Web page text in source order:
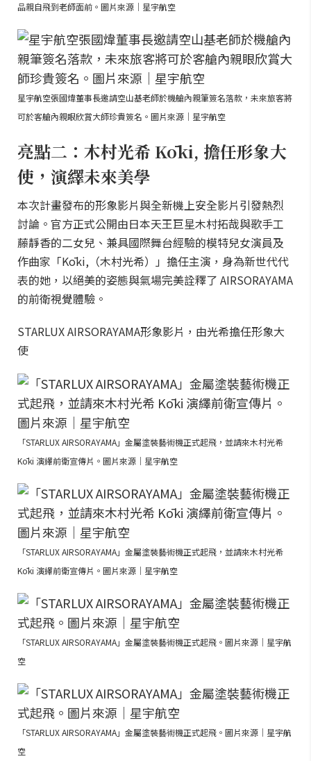
品親自飛到老師面前。圖片來源｜星宇航空
星宇航空張國煒董事長邀請空山基老師於機艙內親筆簽名落款，未來旅客將
可於客艙內親眼欣賞大師珍貴簽名。圖片來源｜星宇航空
亮點二：木村光希 Kōki, 擔任形象大
使，演繹未來美學
本次計畫發布的形象影片與全新機上安全影片引發熱烈
討論。官方正式公開由日本天王巨星木村拓哉與歌手工
藤靜香的二女兒、兼具國際舞台經驗的模特兒女演員及
作曲家「Kōki,（木村光希）」擔任主演，身為新世代代
表的她，以絕美的姿態與氣場完美詮釋了 AIRSORAYAMA
的前衛視覺體驗。
STARLUX AIRSORAYAMA形象影片，由光希擔任形象大
使
「STARLUX AIRSORAYAMA」金屬塗裝藝術機正式起飛，並請來木村光希
Kōki 演繹前衛宣傳片。圖片來源｜星宇航空
「STARLUX AIRSORAYAMA」金屬塗裝藝術機正式起飛，並請來木村光希
Kōki 演繹前衛宣傳片。圖片來源｜星宇航空
「STARLUX AIRSORAYAMA」金屬塗裝藝術機正式起飛。圖片來源｜星宇航
空
「STARLUX AIRSORAYAMA」金屬塗裝藝術機正式起飛。圖片來源｜星宇航
空